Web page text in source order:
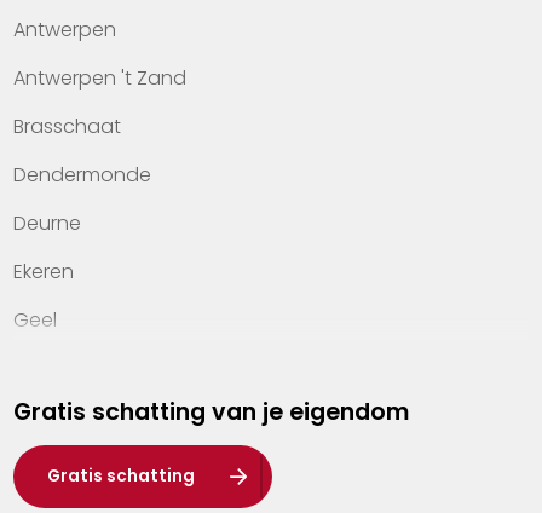
Kennis van wonen
Kantoren
Veelgestelde vragen
Werken bij Heylen Vastgoed
Contact
Antwerpen
Antwerpen 't Zand
Brasschaat
Dendermonde
Deurne
Ekeren
Geel
Hasselt
Heist-op-den-Berg
Gratis schatting van je eigendom
Gratis schatting